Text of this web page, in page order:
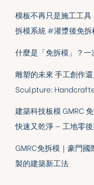
模板不再只是施工工具
拆模系統 #灌漿後免拆
什麼是「免拆模」？一
雕塑的未來 手工創作
Sculpture:
建築科技板模 GMRC
快速又乾淨 — 工地零
GMRC免拆模｜豪門
製的建築新工法